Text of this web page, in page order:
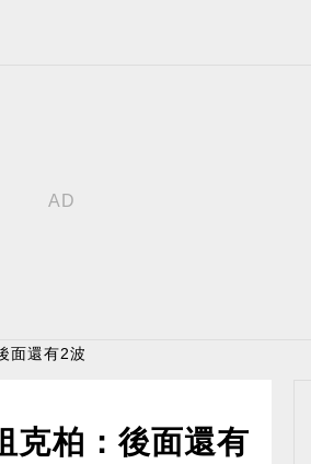
面還有2波
克柏：後面還有